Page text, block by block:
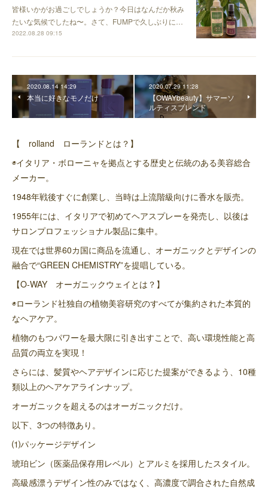
皆様いかがお過ごしでしょうか？今日はなんだか秋み
たいな気候でしたね〜。さて、FUMPで久しぶりに…
2022.08.28 09:15
2020.08.14 14:29
本当に好きなモノだけ
2020.07.29 11:28
【OWAYbeauty】サマーソ
ルティスブレンド
【 rolland ローランドとは？】
◉イタリア・ボローニャを拠点とする歴史と伝統のある美容総合
メーカー。
1948年戦後すぐに創業し、当時は上流階級向けに香水を販売。
1955年には、イタリアで初めてヘアスプレーを発売し、以後は
サロンプロフェッショナル製品に集中。
現在では世界60カ国に商品を流通し、オーガニックとデザインの
融合で“GREEN CHEMISTRY”を提唱している。
【O-WAY オーガニックウェイとは？】
◉ローランド社独自の植物美容研究のすべてが集約された本質的
なヘアケア。
植物のもつパワーを最大限に引き出すことで、高い環境性能と高
品質の両立を実現！
さらには、髪質やヘアデザインに応じた提案ができるよう、10種
類以上のヘアケアラインナップ。
オーガニックを超えるのはオーガニックだけ。
以下、3つの特徴あり。
⑴パッケージデザイン
琥珀ビン（医薬品保存用レベル）とアルミを採用したスタイル。
高級感漂うデザイン性のみではなく、高濃度で調合された自然成